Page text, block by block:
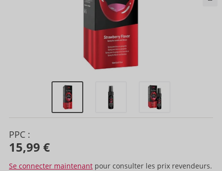
PPC :
15,99 €
Se connecter maintenant pour consulter les prix revendeurs.